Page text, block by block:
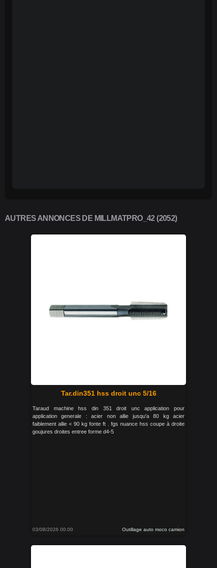
AUTRES ANNONCES DE MILLMATPRO_42 (2052)
Tar.din351 hss droit unc 5/16
Taraud machine hss din 351 droit unc application pour
application generale : acier non allie jusqu'a 80 kg acier
faiblement allie < 90 kg fonte ft . fgs nuance hss coupe à droite
goujures droites entree forme d4-5
03/08/2026 00:00 Outillage auto moco camion